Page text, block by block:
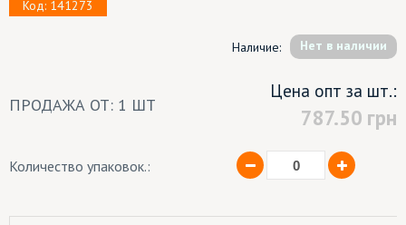
Код: 141273
Наличие: Hет в наличии
ПРОДАЖА ОТ: 1 ШТ
Цена опт за шт.:
787.50 грн
Количество упаковок.: